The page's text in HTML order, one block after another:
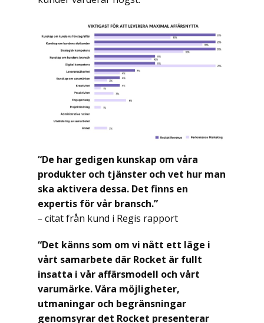
“De har gedigen kunskap om våra
produkter och tjänster och vet hur man
ska aktivera dessa. Det finns en
expertis för vår bransch.”
– citat från kund i Regis rapport
“Det känns som om vi nått ett läge i
vårt samarbete där Rocket är fullt
insatta i vår affärsmodell och vårt
varumärke. Våra möjligheter,
utmaningar och begränsningar
genomsyrar det Rocket presenterar